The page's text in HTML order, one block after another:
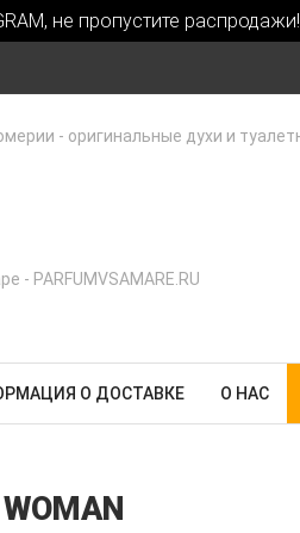
не пропустите распродажи!
О ДОСТАВКЕ О НАС